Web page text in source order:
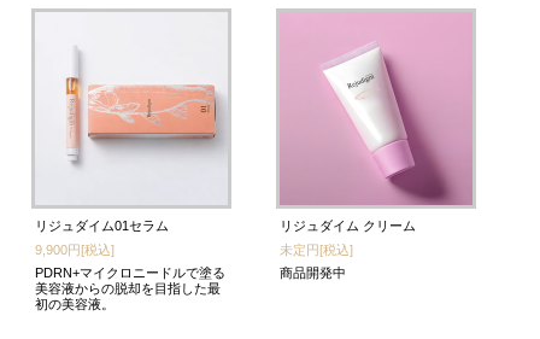
リジュダイム01セラム
9,900円[税込]
PDRN+マイクロニードルで塗る
美容液からの脱却を目指した最
初の美容液。
リジュダイム クリーム
未定円[税込]
商品開発中